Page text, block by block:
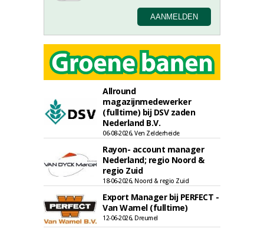
Allround
magazijnmedewerker
(fulltime) bij DSV zaden
Nederland B.V.
06-08-2026, Ven Zelderheide
Rayon- account manager
Nederland; regio Noord &
regio Zuid
18-06-2026, Noord & regio Zuid
Export Manager bij PERFECT -
Van Wamel (fulltime)
12-06-2026, Dreumel